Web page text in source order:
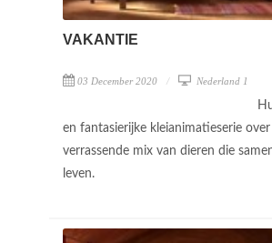
VAKANTIE
03 December 2020 Nederland 1
en fantasierijke kleianimatieserie over
verrassende mix van dieren die
leven.